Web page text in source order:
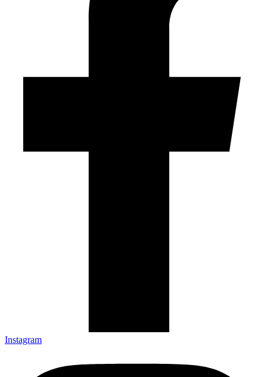
Instagram